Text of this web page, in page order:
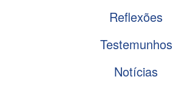
Reflexões
Testemunhos
Notícias